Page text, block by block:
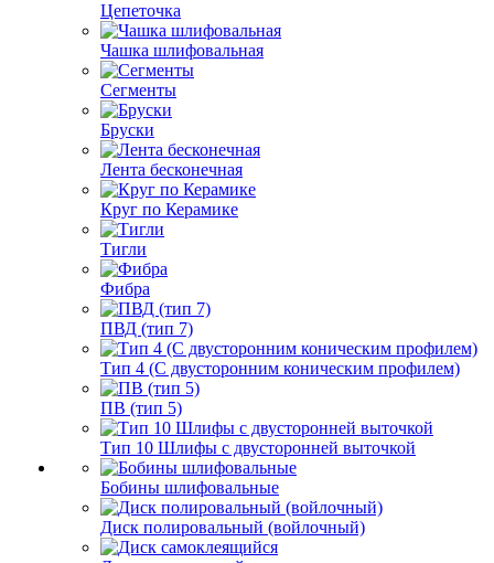
Цепеточка
Чашка шлифовальная
Сегменты
Бруски
Лента бесконечная
Круг по Керамике
Тигли
Фибра
ПВД (тип 7)
Тип 4 (С двусторонним коническим профилем)
ПВ (тип 5)
Тип 10 Шлифы с двусторонней выточкой
Бобины шлифовальные
Диск полировальный (войлочный)